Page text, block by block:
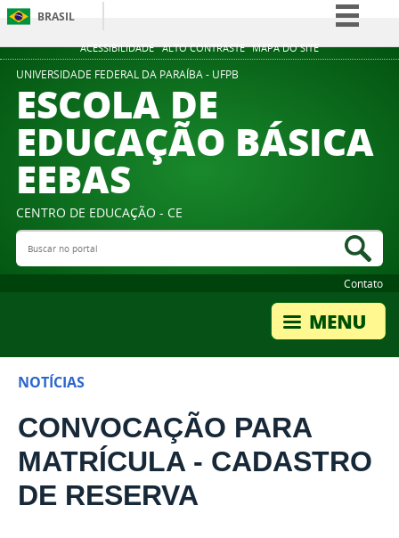
ACESSIBILIDADE ALTO CONTRASTE MAPA DO SITE
BRASIL
Simplifique!
Acesso à informação
Legislação
UNIVERSIDADE FEDERAL DA PARAÍBA - UFPB
ESCOLA DE
EDUCAÇÃO BÁSICA
EEBAS
CENTRO DE EDUCAÇÃO - CE
Buscar no portal
Contato
NOTÍCIAS
CONVOCAÇÃO PARA
MATRÍCULA - CADASTRO
DE RESERVA